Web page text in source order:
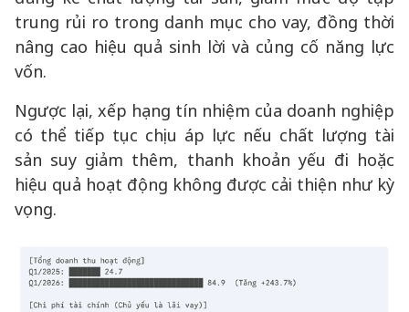
trung rủi ro trong danh mục cho vay, đồng thời
nâng cao hiệu quả sinh lời và củng cố năng lực
vốn.
Ngược lại, xếp hạng tín nhiệm của doanh nghiệp
có thể tiếp tục chịu áp lực nếu chất lượng tài
sản suy giảm thêm, thanh khoản yếu đi hoặc
hiệu quả hoạt động không được cải thiện như kỳ
vọng.